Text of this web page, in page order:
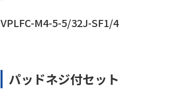
VPLFC-M4-5-5/32J-SF1/4
パッドネジ付セット